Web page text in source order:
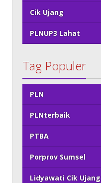
Cik Ujang
PLNUP3 Lahat
Tag Populer
PLN
PLNterbaik
PTBA
Porprov Sumsel
Lidyawati Cik Ujang